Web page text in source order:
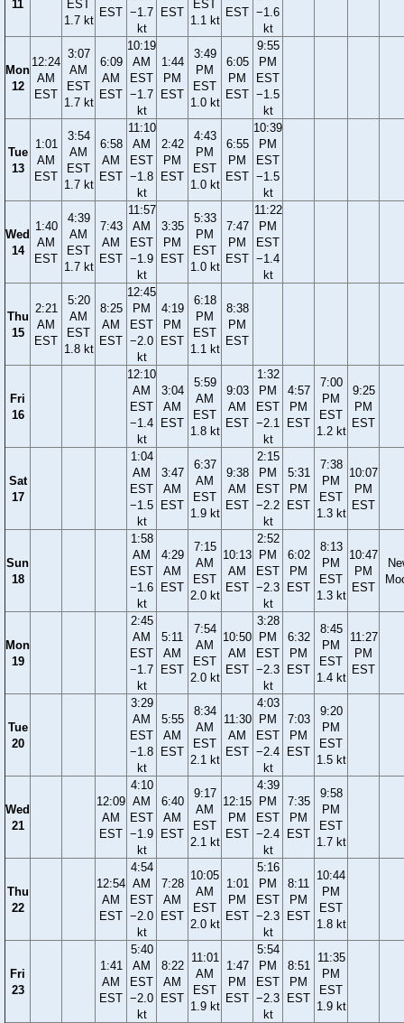
11
EST
1.7 kt
EST −1.7
kt
EST
EST
1.1 kt
EST −1.6
kt
Mon
12
12:24
AM
EST
3:07
AM
EST
1.7 kt
6:09
AM
EST
10:19
AM
EST
−1.7
kt
1:44
PM
EST
3:49
PM
EST
1.0 kt
6:05
PM
EST
9:55
PM
EST
−1.5
kt
Tue
13
1:01
AM
EST
3:54
AM
EST
1.7 kt
6:58
AM
EST
11:10
AM
EST
−1.8
kt
2:42
PM
EST
4:43
PM
EST
1.0 kt
6:55
PM
EST
10:39
PM
EST
−1.5
kt
Wed
14
1:40
AM
EST
4:39
AM
EST
1.7 kt
7:43
AM
EST
11:57
AM
EST
−1.9
kt
3:35
PM
EST
5:33
PM
EST
1.0 kt
7:47
PM
EST
11:22
PM
EST
−1.4
kt
Thu
15
2:21
AM
EST
5:20
AM
EST
1.8 kt
8:25
AM
EST
12:45
PM
EST
−2.0
kt
4:19
PM
EST
6:18
PM
EST
1.1 kt
8:38
PM
EST
Fri
16
12:10
AM
EST
−1.4
kt
3:04
AM
EST
5:59
AM
EST
1.8 kt
9:03
AM
EST
1:32
PM
EST
−2.1
kt
4:57
PM
EST
7:00
PM
EST
1.2 kt
9:25
PM
EST
Sat
17
1:04
AM
EST
−1.5
kt
3:47
AM
EST
6:37
AM
EST
1.9 kt
9:38
AM
EST
2:15
PM
EST
−2.2
kt
5:31
PM
EST
7:38
PM
EST
1.3 kt
10:07
PM
EST
Sun
18
1:58
AM
EST
−1.6
kt
4:29
AM
EST
7:15
AM
EST
2.0 kt
10:13
AM
EST
2:52
PM
EST
−2.3
kt
6:02
PM
EST
8:13
PM
EST
1.3 kt
10:47
PM
EST
Mon
19
2:45
AM
EST
−1.7
kt
5:11
AM
EST
7:54
AM
EST
2.0 kt
10:50
AM
EST
3:28
PM
EST
−2.3
kt
6:32
PM
EST
8:45
PM
EST
1.4 kt
11:27
PM
EST
Tue
20
3:29
AM
EST
−1.8
kt
5:55
AM
EST
8:34
AM
EST
2.1 kt
11:30
AM
EST
4:03
PM
EST
−2.4
kt
7:03
PM
EST
9:20
PM
EST
1.5 kt
Wed
21
12:09
AM
EST
4:10
AM
EST
−1.9
kt
6:40
AM
EST
9:17
AM
EST
2.1 kt
12:15
PM
EST
4:39
PM
EST
−2.4
kt
7:35
PM
EST
9:58
PM
EST
1.7 kt
Thu
22
12:54
AM
EST
4:54
AM
EST
−2.0
kt
7:28
AM
EST
10:05
AM
EST
2.0 kt
1:01
PM
EST
5:16
PM
EST
−2.3
kt
8:11
PM
EST
10:44
PM
EST
1.8 kt
Fri
23
1:41
AM
EST
5:40
AM
EST
−2.0
kt
8:22
AM
EST
11:01
AM
EST
1.9 kt
1:47
PM
EST
5:54
PM
EST
−2.3
kt
8:51
PM
EST
11:35
PM
EST
1.9 kt